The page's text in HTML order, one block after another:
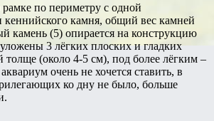
по периметру с одной
кеннийского камня, общий вес камней
камень (5) опирается на конструкцию
3 лёгких плоских и гладких
(около 4-5 см), под более лёгким –
очень не хочется ставить, в
ко дну не было, больше